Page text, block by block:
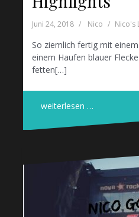
Juni 24, 2018 Nico Nico's
So ziemlich fertig mit
einem Haufen blauer
fetten[…]
weiterlesen …